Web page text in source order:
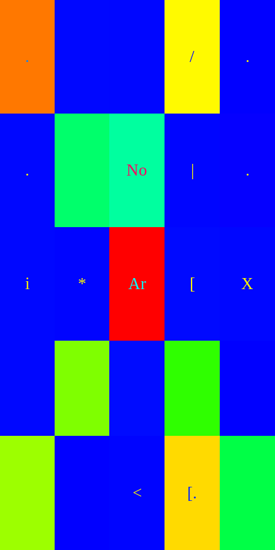
. / .
. No | .
i * Ar [ X
< [.